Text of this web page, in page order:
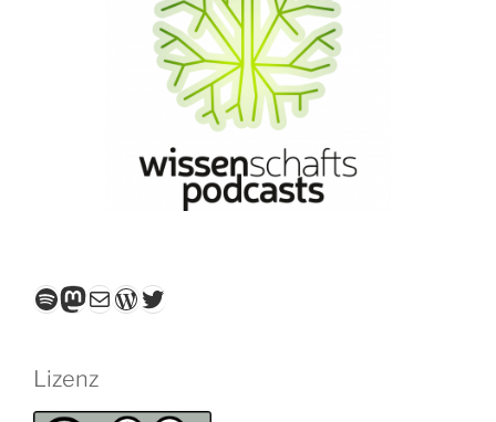
Spotify
Mastodon
E-MailWordPress
Twitter
Lizenz